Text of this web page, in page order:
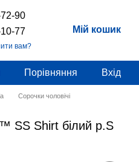
90
77
вам?
Мій кошик
Порівняння Вхід
Сорочки чоловічі
SS Shirt білий р.S